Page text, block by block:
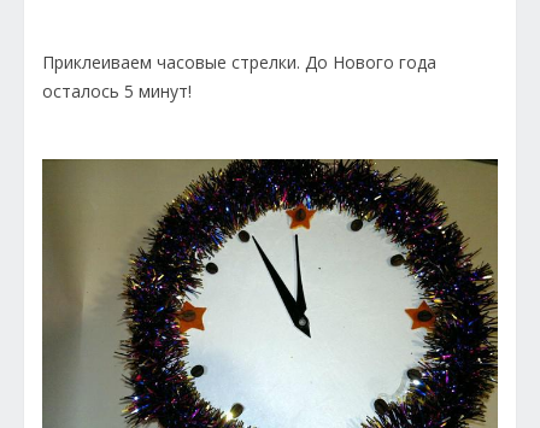
Приклеиваем часовые стрелки. До Нового года
осталось 5 минут!